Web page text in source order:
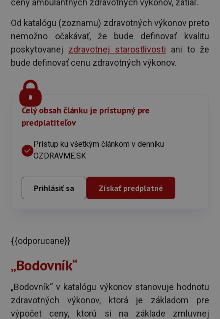
ceny ambulantných zdravotných výkonov, zatiaľ.
Od katalógu (zoznamu) zdravotných výkonov preto
nemožno očakávať, že bude definovať kvalitu
poskytovanej zdravotnej starostlivosti ani to že
bude definovať cenu zdravotných výkonov.
Celý obsah článku je prístupný pre
predplatiteľov
Prístup ku všetkým článkom v denníku
OZDRAVME.SK
Prihlásiť sa Získať predplatné
{{odporucane}}
„Bodovník“
„Bodovník“ v katalógu výkonov stanovuje hodnotu
zdravotných výkonov, ktorá je základom pre
výpočet ceny, ktorú si na základe zmluvnej